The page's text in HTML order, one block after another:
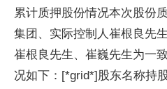
累计质押股份情况本次股份
集团、实际控制人崔根良先
崔根良先生、崔巍先生为一
况如下：[*grid*]股东名称持